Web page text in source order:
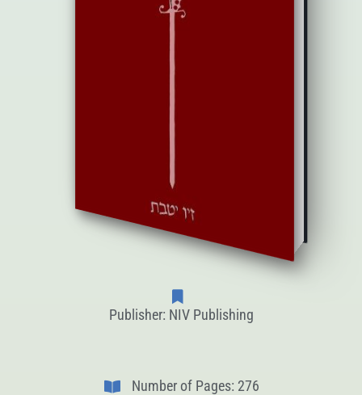
Publisher: NIV Publishing
Number of Pages: 276